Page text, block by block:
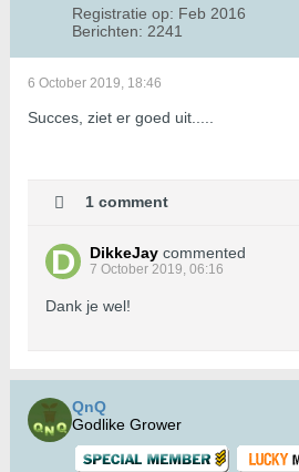
Registratie op: Feb 2016
Berichten: 2241
6 October 2019, 18:46
Succes, ziet er goed uit.....
1 comment
DikkeJay commented
7 October 2019, 06:16
Dank je wel!
QnQ
Godlike Grower